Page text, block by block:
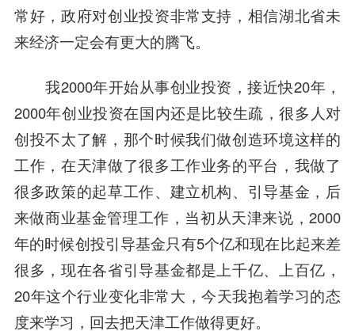
常好，政府对创业投资非常支持，相信湖北省未
来经济一定会有更大的腾飞。
我2000年开始从事创业投资，接近快20年，
2000年创业投资在国内还是比较生疏，很多人对
创投不太了解，那个时候我们做创造环境这样的
工作，在天津做了很多工作业务的平台，我做了
很多政策的起草工作、建立机构、引导基金，后
来做商业基金管理工作，当初从天津来说，2000
年的时候创投引导基金只有5个亿和现在比起来差
很多，现在各省引导基金都是上千亿、上百亿，
20年这个行业变化非常大，今天我抱着学习的态
度来学习，回去把天津工作做得更好。